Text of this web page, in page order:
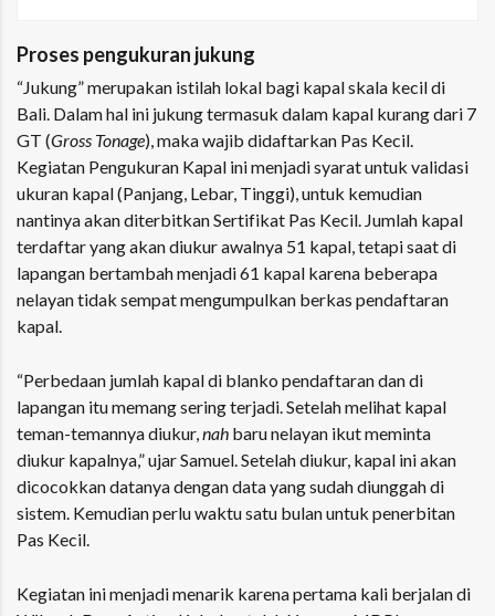
Proses pengukuran jukung
“Jukung” merupakan istilah lokal bagi kapal skala kecil di
Bali. Dalam hal ini jukung termasuk dalam kapal kurang dari 7
GT (Gross Tonage), maka wajib didaftarkan Pas Kecil.
Kegiatan Pengukuran Kapal ini menjadi syarat untuk validasi
ukuran kapal (Panjang, Lebar, Tinggi), untuk kemudian
nantinya akan diterbitkan Sertifikat Pas Kecil. Jumlah kapal
terdaftar yang akan diukur awalnya 51 kapal, tetapi saat di
lapangan bertambah menjadi 61 kapal karena beberapa
nelayan tidak sempat mengumpulkan berkas pendaftaran
kapal.
“Perbedaan jumlah kapal di blanko pendaftaran dan di
lapangan itu memang sering terjadi. Setelah melihat kapal
teman-temannya diukur,nah baru nelayan ikut meminta
diukur kapalnya,” ujar Samuel. Setelah diukur, kapal ini akan
dicocokkan datanya dengan data yang sudah diunggah di
sistem. Kemudian perlu waktu satu bulan untuk penerbitan
Pas Kecil.
Kegiatan ini menjadi menarik karena pertama kali berjalan di